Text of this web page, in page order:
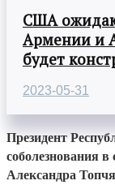
США
Армении и
будет
2023-05-31
Президент
соболезнования
Александра